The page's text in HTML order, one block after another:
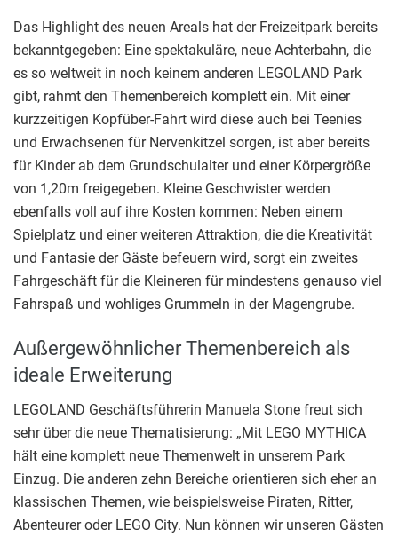
Das Highlight des neuen Areals hat der Freizeitpark bereits
bekanntgegeben: Eine spektakuläre, neue Achterbahn, die
es so weltweit in noch keinem anderen LEGOLAND Park
gibt, rahmt den Themenbereich komplett ein. Mit einer
kurzzeitigen Kopfüber-Fahrt wird diese auch bei Teenies
und Erwachsenen für Nervenkitzel sorgen, ist aber bereits
für Kinder ab dem Grundschulalter und einer Körpergröße
von 1,20m freigegeben. Kleine Geschwister werden
ebenfalls voll auf ihre Kosten kommen: Neben einem
Spielplatz und einer weiteren Attraktion, die die Kreativität
und Fantasie der Gäste befeuern wird, sorgt ein zweites
Fahrgeschäft für die Kleineren für mindestens genauso viel
Fahrspaß und wohliges Grummeln in der Magengrube.
Außergewöhnlicher Themenbereich als
ideale Erweiterung
LEGOLAND Geschäftsführerin Manuela Stone freut sich
sehr über die neue Thematisierung: „Mit LEGO MYTHICA
hält eine komplett neue Themenwelt in unserem Park
Einzug. Die anderen zehn Bereiche orientieren sich eher an
klassischen Themen, wie beispielsweise Piraten, Ritter,
Abenteurer oder LEGO City. Nun können wir unseren Gästen